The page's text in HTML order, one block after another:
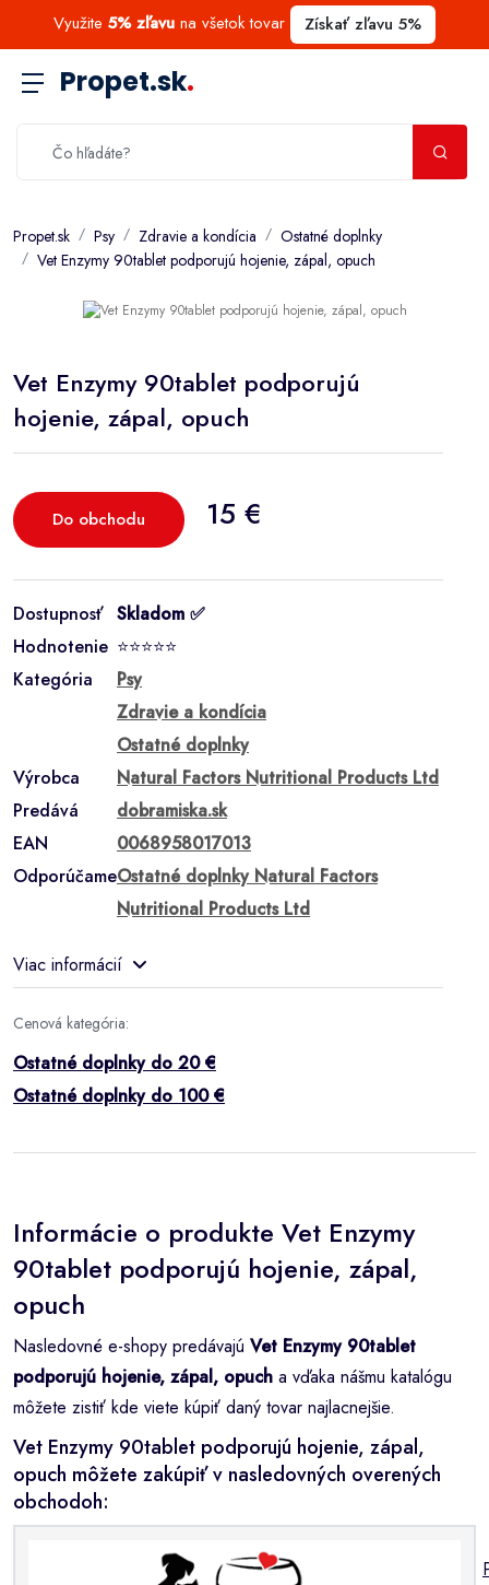
Využite 5% zľavu na všetok tovar Získať zľavu 5%
Propet.sk.
Propet.sk Psy Zdravie a kondícia
Ostatné doplnky
Vet Enzymy 90tablet podporujú hojenie, zápal, opuch
Vet Enzymy 90tablet podporujú
hojenie, zápal, opuch
Do obchodu 15 €
Dostupnosť Skladom ✅
Hodnotenie ⭐⭐⭐⭐⭐
Kategória
Psy
Zdravie a kondícia
Ostatné doplnky
Výrobca
Natural Factors Nutritional Products Ltd
Predává
dobramiska.sk
EAN
0068958017013
OdporúčameOstatné doplnky Natural Factors
Nutritional Products Ltd
Viac informácií
Cenová kategória:
Ostatné doplnky do 20 €
Ostatné doplnky do 100 €
Informácie o produkte Vet Enzymy
90tablet podporujú hojenie, zápal,
opuch
Nasledovné e-shopy predávajú Vet Enzymy 90tablet
podporujú hojenie, zápal, opuch a vďaka nášmu katalógu
môžete zistiť kde viete kúpiť daný tovar najlacnejšie.
Vet Enzymy 90tablet podporujú hojenie, zápal,
opuch môžete zakúpiť v nasledovných overených
obchodoh: